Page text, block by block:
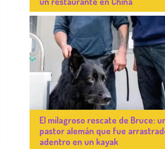
El milagroso rescate de Bruce:
pastor alemán que fue
adentro en un kayak